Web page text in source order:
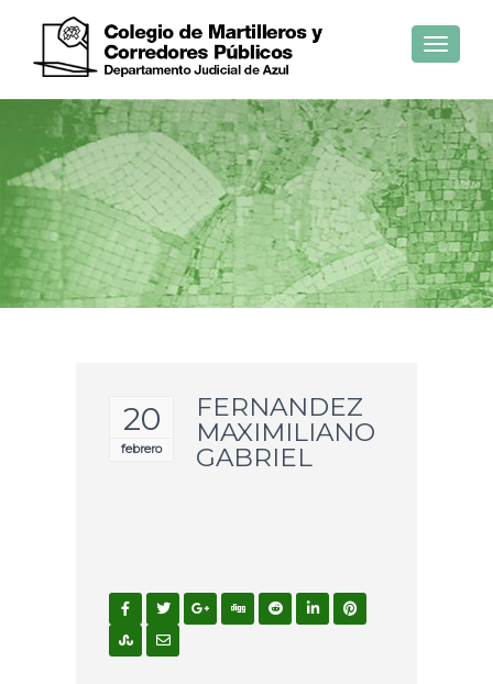
Toggle
20
febrero
FERNANDEZ
MAXIMILIANO
GABRIEL